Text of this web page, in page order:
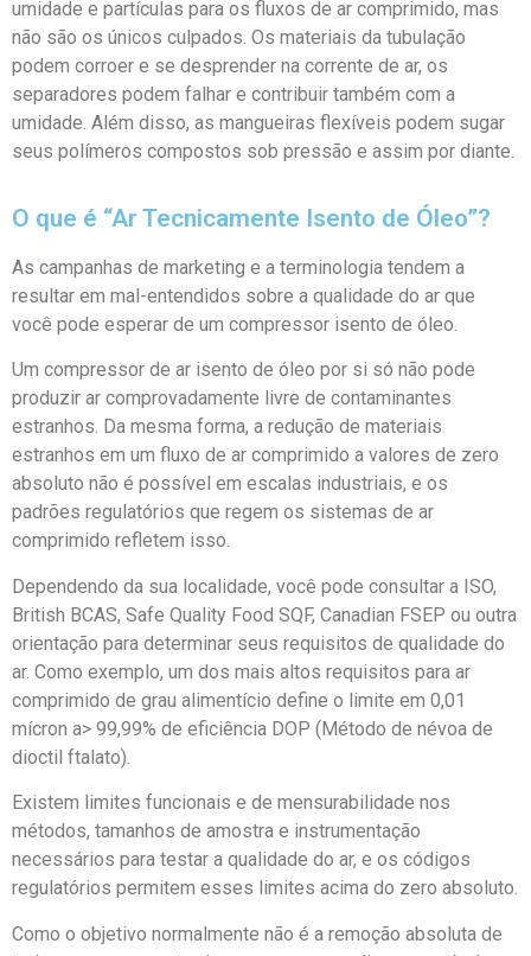
umidade e partículas para os fluxos de ar comprimido, mas
não são os únicos culpados. Os materiais da tubulação
podem corroer e se desprender na corrente de ar, os
separadores podem falhar e contribuir também com a
umidade. Além disso, as mangueiras flexíveis podem sugar
seus polímeros compostos sob pressão e assim por diante.
O que é “Ar Tecnicamente Isento de Óleo”?
As campanhas de marketing e a terminologia tendem a
resultar em mal-entendidos sobre a qualidade do ar que
você pode esperar de um compressor isento de óleo.
Um compressor de ar isento de óleo por si só não pode
produzir ar comprovadamente livre de contaminantes
estranhos. Da mesma forma, a redução de materiais
estranhos em um fluxo de ar comprimido a valores de zero
absoluto não é possível em escalas industriais, e os
padrões regulatórios que regem os sistemas de ar
comprimido refletem isso.
Dependendo da sua localidade, você pode consultar a ISO,
British BCAS, Safe Quality Food SQF, Canadian FSEP ou outra
orientação para determinar seus requisitos de qualidade do
ar. Como exemplo, um dos mais altos requisitos para ar
comprimido de grau alimentício define o limite em 0,01
mícron a> 99,99% de eficiência DOP (Método de névoa de
dioctil ftalato).
Existem limites funcionais e de mensurabilidade nos
métodos, tamanhos de amostra e instrumentação
necessários para testar a qualidade do ar, e os códigos
regulatórios permitem esses limites acima do zero absoluto.
Como o objetivo normalmente não é a remoção absoluta de